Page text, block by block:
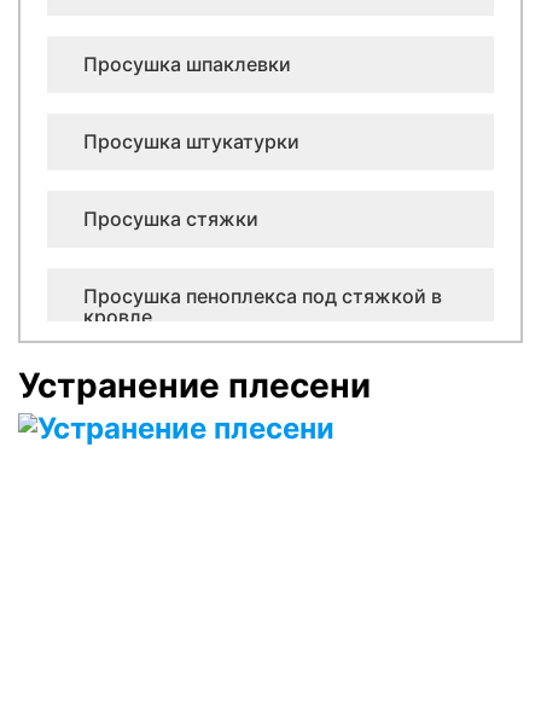
Просушка шпаклевки
Просушка штукатурки
Просушка стяжки
Просушка пеноплекса под стяжкой в
кровле
Просушка керамзита в кровле
Устранение плесени